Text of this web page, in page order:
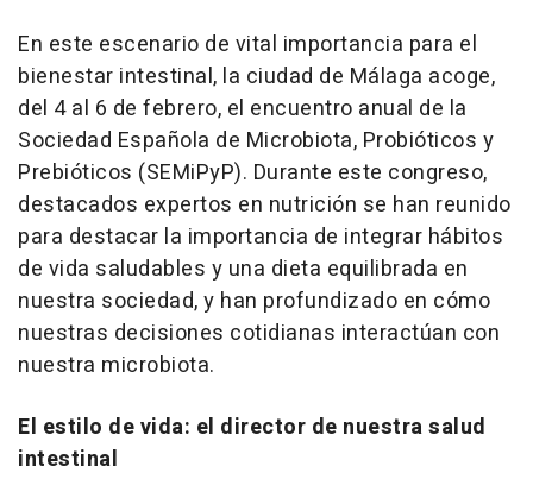
En este escenario de vital importancia para el
bienestar intestinal, la ciudad de Málaga acoge,
del 4 al 6 de febrero, el encuentro anual de la
Sociedad Española de Microbiota, Probióticos y
Prebióticos (SEMiPyP). Durante este congreso,
destacados expertos en nutrición se han reunido
para destacar la importancia de integrar hábitos
de vida saludables y una dieta equilibrada en
nuestra sociedad, y han profundizado en cómo
nuestras decisiones cotidianas interactúan con
nuestra microbiota.
El estilo de vida: el director de nuestra salud
intestinal